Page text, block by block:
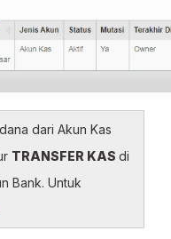
dari Akun Kas
TRANSFER KAS di
Bank. Untuk